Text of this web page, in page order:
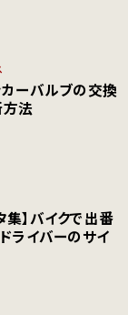
カーバルブの交換
法
集】バイクで出番
ライバーのサイ